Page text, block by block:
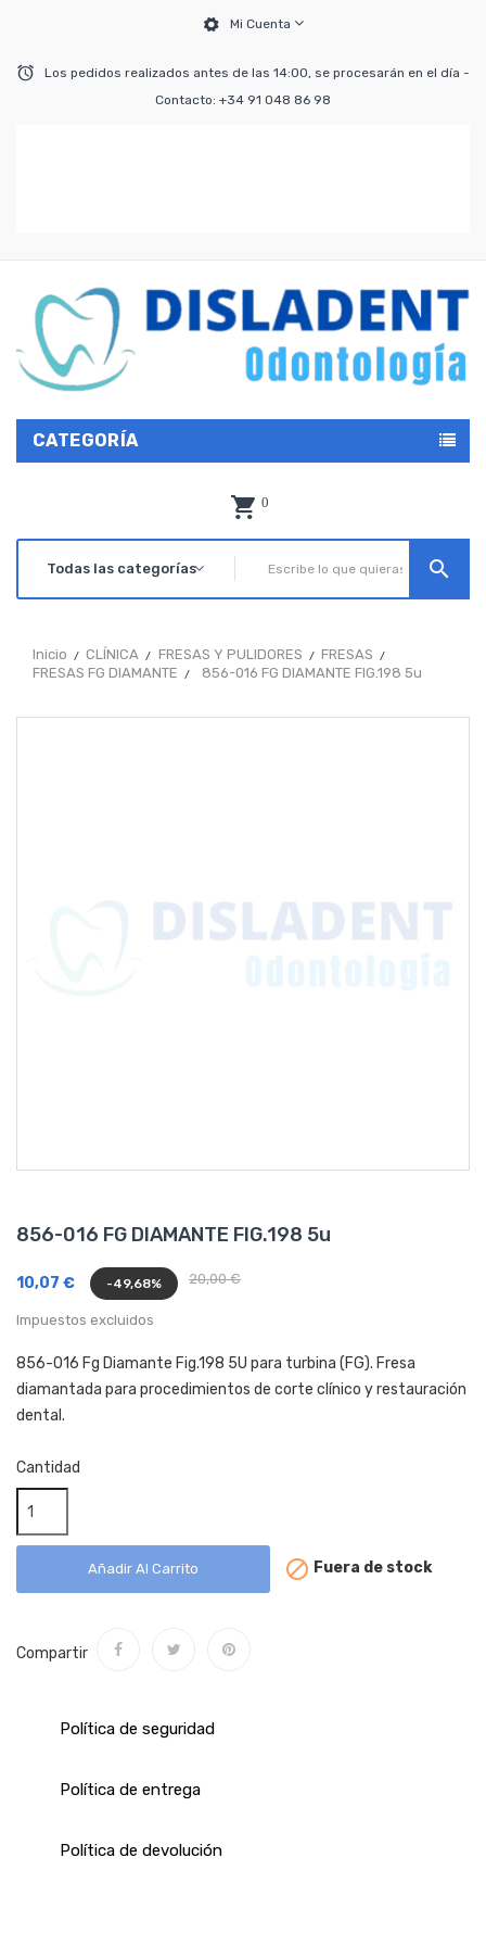
Mi Cuenta
Los pedidos realizados antes de las 14:00, se procesarán en el día -
Contacto: +34 91 048 86 98
CATEGORÍA
0
search
Inicio CLÍNICA FRESAS Y PULIDORES
FRESAS
FRESAS FG DIAMANTE
856-016 FG DIAMANTE FIG.198 5u
856-016 FG DIAMANTE FIG.198 5u
20,00 €
10,07 € -49,68%
Impuestos excluidos
856-016 Fg Diamante Fig.198 5U para turbina (FG). Fresa
diamantada para procedimientos de corte clínico y restauración
dental.
Cantidad
Añadir Al Carrito  Fuera de stock
Compartir
Política de seguridad
Política de entrega
Política de devolución